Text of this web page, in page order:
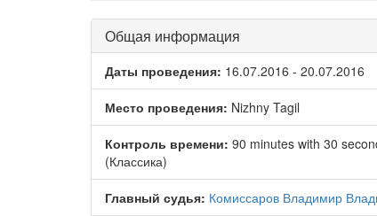
Общая информация
Даты проведения: 16.07.2016 - 20.07.2016
Место проведения: Nizhny Tagil
Контроль времени: 90 minutes with 30
(Классика)
Главный судья: Комиссаров Владимир